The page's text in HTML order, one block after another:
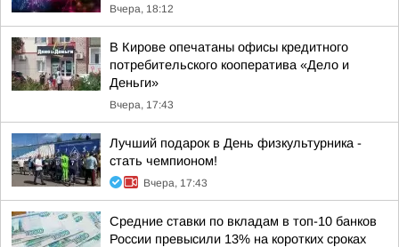
Вчера, 18:12
В Кирове опечатаны офисы кредитного
потребительского кооператива «Дело и
Деньги»
Вчера, 17:43
Лучший подарок в День физкультурника -
стать чемпионом!
Вчера, 17:43
Средние ставки по вкладам в топ-10 банков
России превысили 13% на коротких сроках